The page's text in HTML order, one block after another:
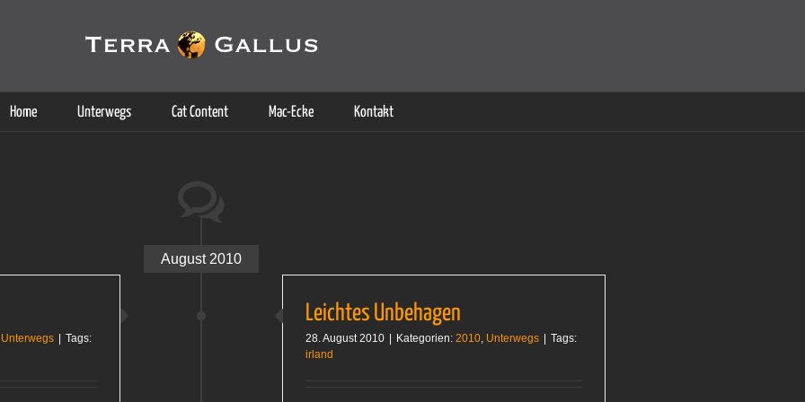
Home Unterwegs Cat Content Mac-Ecke Kontakt
August 2010
Unterwegs
Tags:
Leichtes Unbehagen
28. August 2010 Kategorien: 2010, Unterwegs
Tags:
irland
Dienste. Durch die Nutzung dieser Webseite erklären Sie sich damit einverstanden, dass Cookies gesetzt werden.
Weitere Informationen